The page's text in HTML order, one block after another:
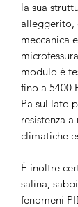
la sua
alleggerito,
meccanica
modulo è
fino a 5400
Pa sul lato
resistenza
climatiche
È inoltre
salina,
fenomeni